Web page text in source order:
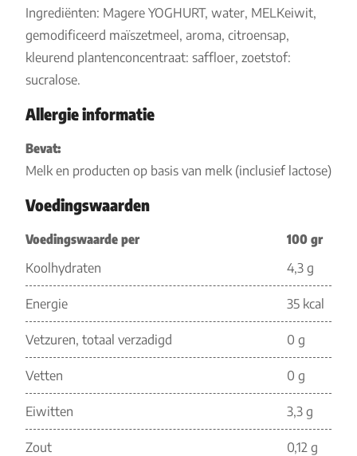
Ingrediënten: Magere YOGHURT, water, MELKeiwit,
gemodificeerd maïszetmeel, aroma, citroensap,
kleurend plantenconcentraat: saffloer, zoetstof:
sucralose.
Allergie informatie
Bevat:
Melk en producten op basis van melk (inclusief lactose)
Voedingswaarden
Voedingswaarde per
100 gr
Koolhydraten
4,3 g
Energie 35 kcal
Vetzuren, totaal verzadigd 0 g
Vetten 0 g
Eiwitten 3,3 g
Zout 0,12 g